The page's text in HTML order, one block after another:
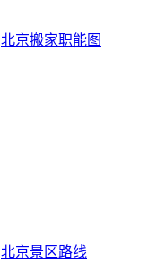
北京搬家职能图
北京景区路线